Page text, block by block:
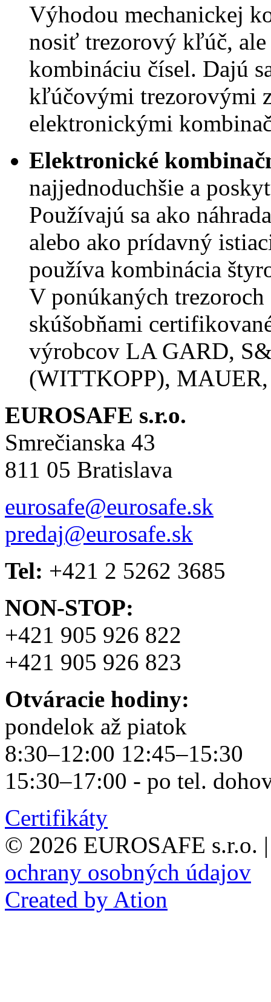
Výhodou mechanickej
nosiť trezorový kľúč, ale
kombináciu čísel. Dajú
kľúčovými trezorovými
elektronickými
Elektronické
najjednoduchšie a
Používajú sa ako
alebo ako prídavný
používa kombinácia
V ponúkaných
skúšobňami
výrobcov LA GARD,
(WITTKOPP),
EUROSAFE s.r.o.
Smrečianska 43
811 05 Bratislava
eurosafe@eurosafe.sk
predaj@eurosafe.sk
Tel: +421 2 5262 3685
NON-STOP:
+421 905 926 822
+421 905 926 823
Otváracie hodiny:
pondelok až piatok
8:30–12:00 12:45–15:30
15:30–17:00 - po tel.
Certifikáty
© 2026 EUROSAFE s.r.o. |
ochrany osobných údajov
Created by Ation